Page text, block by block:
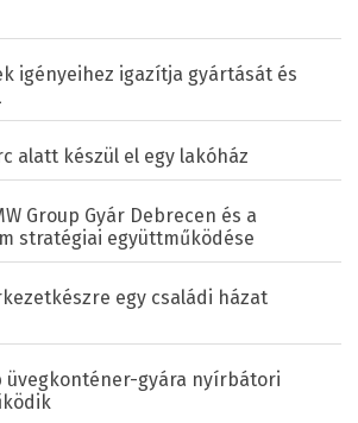
igényeihez igazítja gyártását és
alatt készül el egy lakóház
Group Gyár Debrecen és a
stratégiai együttműködése
egy családi házat
üvegkonténer-gyára nyírbátori